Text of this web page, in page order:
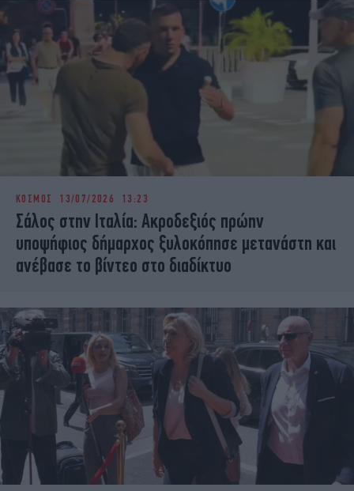
ΚΟΣΜΟΣ 13/07/2026 13:23
Σάλος στην Ιταλία: Ακροδεξιός πρώην
υποψήφιος δήμαρχος ξυλοκόπησε μετανάστη και
ανέβασε το βίντεο στο διαδίκτυο